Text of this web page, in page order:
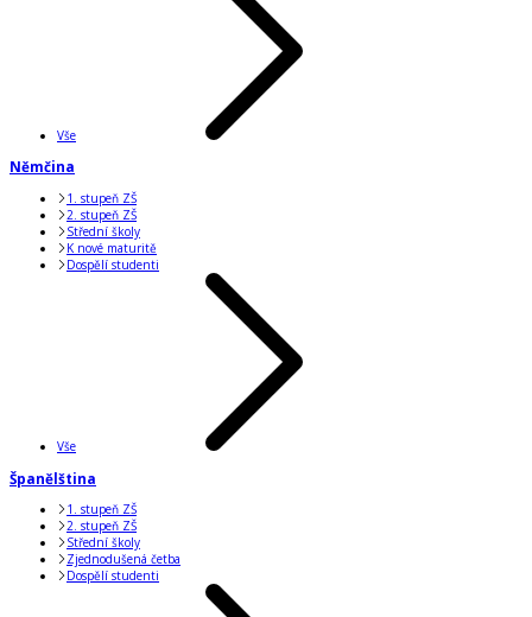
Vše
Němčina
1. stupeň ZŠ
2. stupeň ZŠ
Střední školy
K nové maturitě
Dospělí studenti
Vše
Španělština
1. stupeň ZŠ
2. stupeň ZŠ
Střední školy
Zjednodušená četba
Dospělí studenti